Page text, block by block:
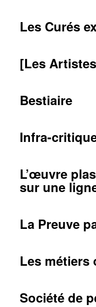
Les Curés
[Les
Bestiaire
Infra-
L’œuvre
sur une
La Preuve
Les métiers
Société de